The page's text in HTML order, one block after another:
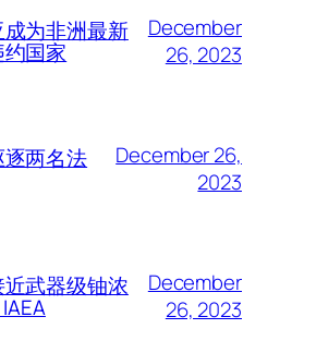
为非洲最新
国家
December
26, 2023
两名法
December 26,
2023
武器级铀浓
December
26, 2023